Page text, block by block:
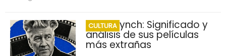
CULTURA
David Lynch: Significado y
análisis de sus películas
más extrañas